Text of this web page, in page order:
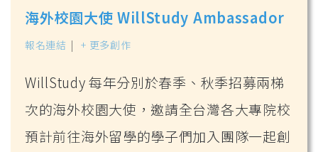
海外校園大使 WillStudy Ambassador
報名連結 | + 更多創作
WillStudy 每年分別於春季、秋季招募兩梯
次的海外校園大使，邀請全台灣各大專院校
預計前往海外留學的學子們加入團隊一起創